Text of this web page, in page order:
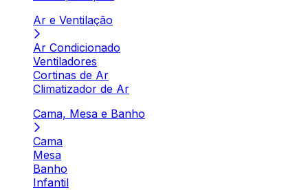
Ar e Ventilação
Ar Condicionado
Ventiladores
Cortinas de Ar
Climatizador de Ar
Cama, Mesa e Banho
Cama
Mesa
Banho
Infantil